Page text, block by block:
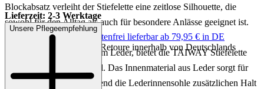
Blockabsatz verleiht der Stiefelette eine zeitlose Silhouette, die
sowohl für den Alltag als auch für besondere Anlässe geeignet ist.
Gefertigt aus hochwertigem Leder, bietet die TAIWAY Stiefelette
ein luxuriöses Tragegefühl. Das Innenmaterial aus Leder sorgt für
optimalen Komfort, während die Lederinnensohle zusätzlichen Halt
Lieferzeit: 2-3 Werktage
Keine Versandkosten:
kostenfrei lieferbar ab 79,95 € in DE
Einfache und Kostenlose Retoure innerhalb von Deutschlands
Unsere Pflegeempfehlung